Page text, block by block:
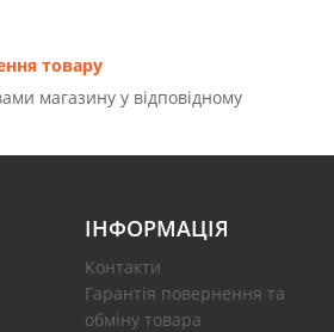
товару
магазину у відповідному
ІНФОРМАЦІЯ
Контакти
Гарантія повернення та
обміну товара